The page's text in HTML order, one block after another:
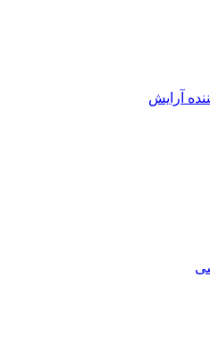
آرایش